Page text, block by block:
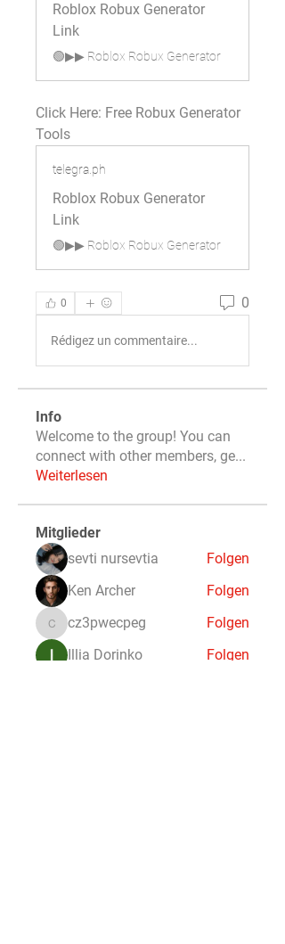
Roblox Robux Generator
Link
🟢▶▶ Roblox Robux Generator
Click Here: Free Robux Generator
Tools
telegra.ph
Roblox Robux Generator
Link
🟢▶▶ Roblox Robux Generator
0 0
Rédigez un commentaire...
Info
Welcome to the group! You can
connect with other members, ge...
Weiterlesen
Mitglieder
sevti nursevtia
Folgen
Ken Archer
Folgen
cz3pwecpeg
cz3pwecpeg
Folgen
Illia Dorinko
Folgen